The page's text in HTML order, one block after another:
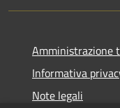
Amministrazione
Informativa
Note legali